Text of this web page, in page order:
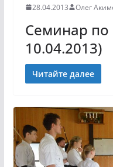
28.04.2013 Олег
Семинар по
10.04.2013)
Читайте далее